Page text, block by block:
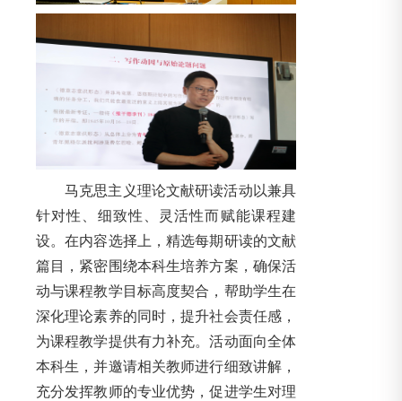
马克思主义理论文献研读活动以兼具
针对性、细致性、灵活性而赋能课程建
设。在内容选择上，精选每期研读的文献
篇目，紧密围绕本科生培养方案，确保活
动与课程教学目标高度契合，帮助学生在
深化理论素养的同时，提升社会责任感，
为课程教学提供有力补充。活动面向全体
本科生，并邀请相关教师进行细致讲解，
充分发挥教师的专业优势，促进学生对理